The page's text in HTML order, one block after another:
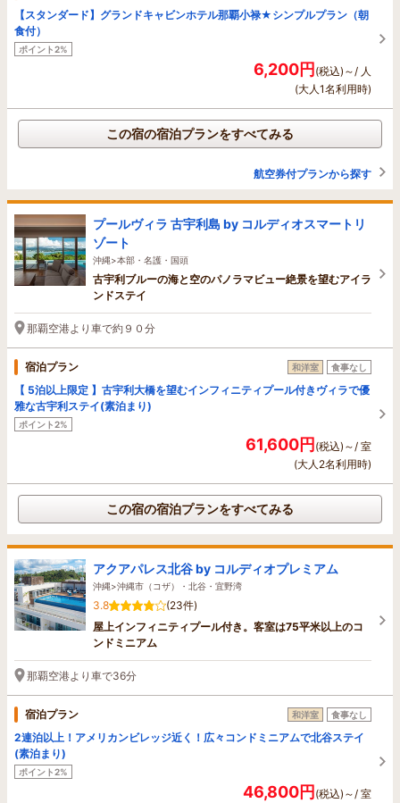
【スタンダード】グランドキャビンホテル那覇小禄★シンプルプラン（朝
食付）
ポイント2%
6,200円(税込)～/ 人
(大人1名利用時)
この宿の宿泊プランをすべてみる
航空券付プランから探す
プールヴィラ 古宇利島 by コルディオスマートリ
ゾート
沖縄>本部・名護・国頭
古宇利ブルーの海と空のパノラマビュー絶景を望むアイラ
ンドステイ
那覇空港より車で約９０分
宿泊プラン 和洋室 食事なし
【 5泊以上限定 】古宇利大橋を望むインフィニティプール付きヴィラで優
雅な古宇利ステイ(素泊まり)
ポイント2%
61,600円(税込)～/ 室
(大人2名利用時)
この宿の宿泊プランをすべてみる
アクアパレス北谷 by コルディオプレミアム
沖縄>沖縄市（コザ）・北谷・宜野湾
3.8
(23件)
屋上インフィニティプール付き。客室は75平米以上のコ
ンドミニアム
那覇空港より車で36分
宿泊プラン 和洋室 食事なし
2連泊以上！アメリカンビレッジ近く！広々コンドミニアムで北谷ステイ
(素泊まり)
ポイント2%
46,800円(税込)～/ 室